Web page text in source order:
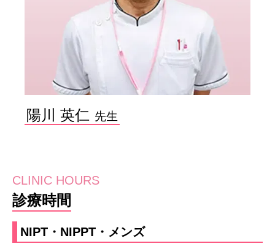
陽川 英仁
CLINIC HOURS
診療時間
NIPT・NIPPT・メンズ